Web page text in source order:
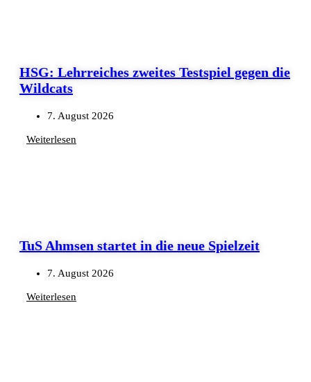
HSG: Lehrreiches zweites Testspiel gegen die
Wildcats
7. August 2026
Weiterlesen
TuS Ahmsen startet in die neue Spielzeit
7. August 2026
Weiterlesen